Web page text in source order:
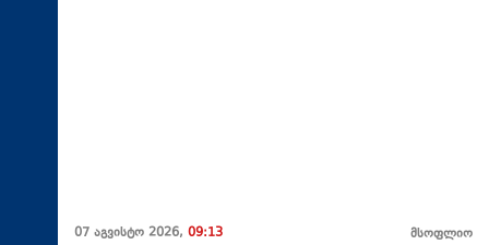
07 აგვისტო 2026, 09:13 მსოფლიო